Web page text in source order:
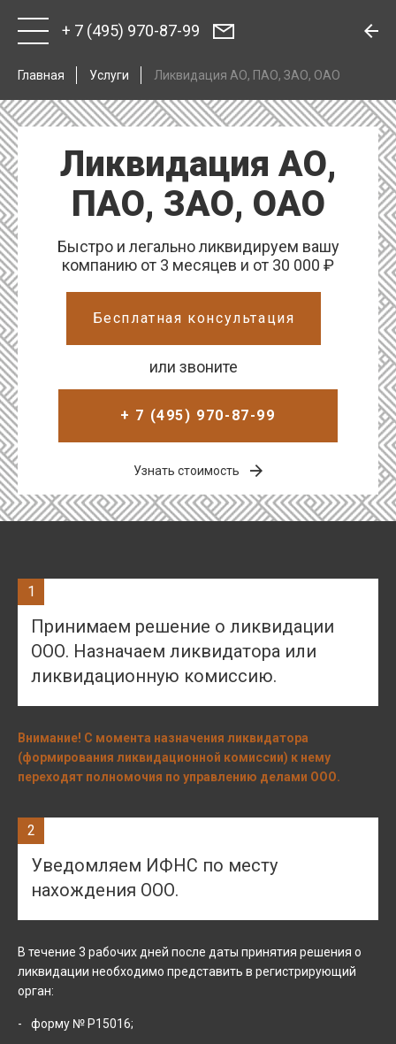
+ 7 (495) 970-87-99
Главная Услуги Ликвидация АО, ПАО, ЗАО, ОАО
Ликвидация АО,
ПАО, ЗАО, ОАО
Быстро и легально ликвидируем вашу
компанию от 3 месяцев и от 30 000 ₽
Бесплатная консультация
или звоните
+ 7 (495) 970-87-99
Узнать стоимость
1
Принимаем решение о ликвидации
ООО. Назначаем ликвидатора или
ликвидационную комиссию.
Внимание! С момента назначения ликвидатора
(формирования ликвидационной комиссии) к нему
переходят полномочия по управлению делами ООО.
2
Уведомляем ИФНС по месту
нахождения ООО.
В течение 3 рабочих дней после даты принятия решения о
ликвидации необходимо представить в регистрирующий
орган:
форму № Р15016;